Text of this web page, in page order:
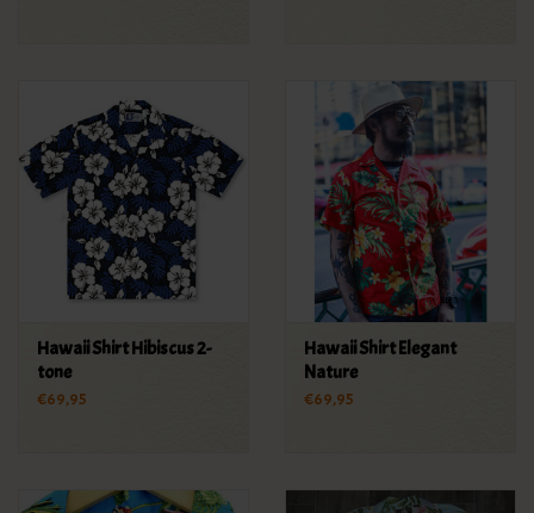
Hawaii Shirt Hibiscus 2-
tone
€69,95
Hawaii Shirt Elegant
Nature
€69,95